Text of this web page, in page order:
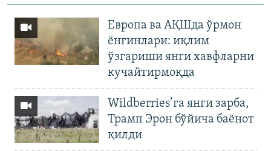
Европа ва АҚШда ўрмон
ёнғинлари: иқлим
ўзгариши янги хавфларни
кучайтирмоқда
Wildberries’га янги зарба,
Трамп Эрон бўйича баёнот
қилди